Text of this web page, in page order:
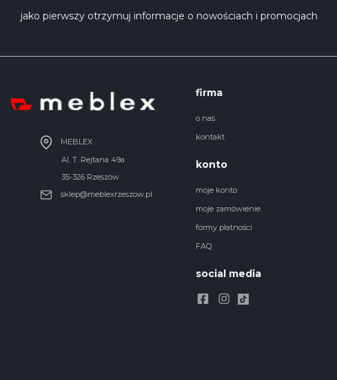
jako pierwszy otrzymuj informacje o nowościach i promocjach
MEBLEX
Al. T. Rejtana 49a
35-326 Rzeszów
sklep@meblexrzeszow.pl
firma
o nas
kontakt
konto
moje konto
moje zamówienie
formy płatności
FAQ
social media